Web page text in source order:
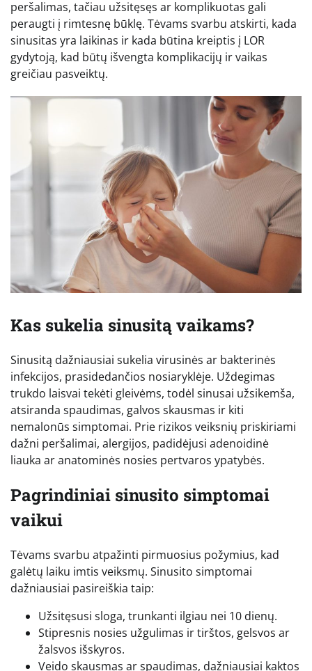
peršalimas, tačiau užsitęsęs ar komplikuotas gali
peraugti į rimtesnę būklę. Tėvams svarbu atskirti, kada
sinusitas yra laikinas ir kada būtina kreiptis į LOR
gydytoją, kad būtų išvengta komplikacijų ir vaikas
greičiau pasveiktų.
Kas sukelia sinusitą vaikams?
Sinusitą dažniausiai sukelia virusinės ar bakterinės
infekcijos, prasidedančios nosiaryklėje. Uždegimas
trukdo laisvai tekėti gleivėms, todėl sinusai užsikemša,
atsiranda spaudimas, galvos skausmas ir kiti
nemalonūs simptomai. Prie rizikos veiksnių priskiriami
dažni peršalimai, alergijos, padidėjusi adenoidinė
liauka ar anatominės nosies pertvaros ypatybės.
Pagrindiniai sinusito simptomai
vaikui
Tėvams svarbu atpažinti pirmuosius požymius, kad
galėtų laiku imtis veiksmų. Sinusito simptomai
dažniausiai pasireiškia taip:
Užsitęsusi sloga, trunkanti ilgiau nei 10 dienų.
Stipresnis nosies užgulimas ir tirštos, gelsvos ar
žalsvos išskyros.
Veido skausmas ar spaudimas, dažniausiai kaktos